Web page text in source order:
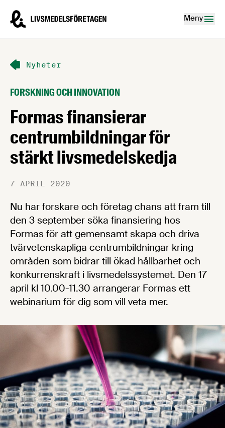
Livsmedelsföretagen – till startsidan
Meny
Nyheter
FORSKNING OCH INNOVATION
Formas finansierar
centrumbildningar för
stärkt livsmedelskedja
7 APRIL 2020
Nu har forskare och företag chans att fram till
den 3 september söka finansiering hos
Formas för att gemensamt skapa och driva
tvärvetenskapliga centrumbildningar kring
områden som bidrar till ökad hållbarhet och
konkurrenskraft i livsmedelssystemet. Den 17
april kl 10.00-11.30 arrangerar Formas ett
webinarium för dig som vill veta mer.